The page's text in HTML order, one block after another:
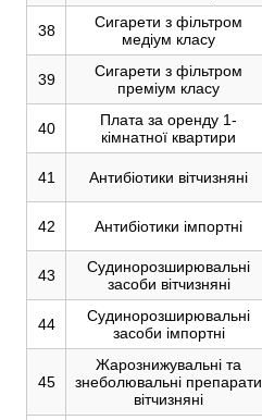
38
Сигарети з фільтром
медіум класу
39
Сигарети з фільтром
преміум класу
40
Плата за оренду 1-
кімнатної квартири
41 Антибіотики вітчизняні
42 Антибіотики імпортні
43
Судинорозширювальні
засоби вітчизняні
44
Судинорозширювальні
засоби імпортні
45
Жарознижувальні та
знеболювальні препарати
вітчизняні